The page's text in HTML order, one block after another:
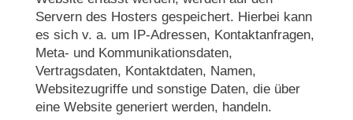
Servern des Hosters gespeichert. Hierbei kann
es sich v. a. um IP-Adressen, Kontaktanfragen,
Meta- und Kommunikationsdaten,
Vertragsdaten, Kontaktdaten, Namen,
Websitezugriffe und sonstige Daten, die über
eine Website generiert werden, handeln.